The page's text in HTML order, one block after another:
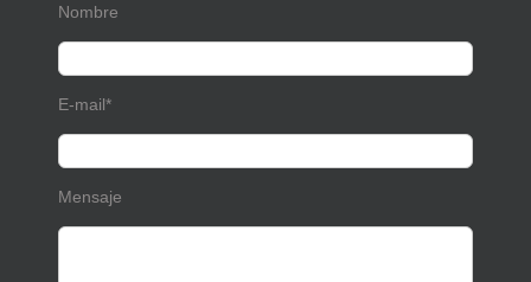
Nombre
E-mail*
Mensaje